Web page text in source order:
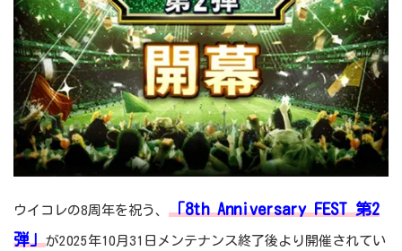
ウイコレの8周年を祝う、 「8th Anniversary FEST 第2
弾」が2025年10月31日メンテナンス終了後より開催されてい